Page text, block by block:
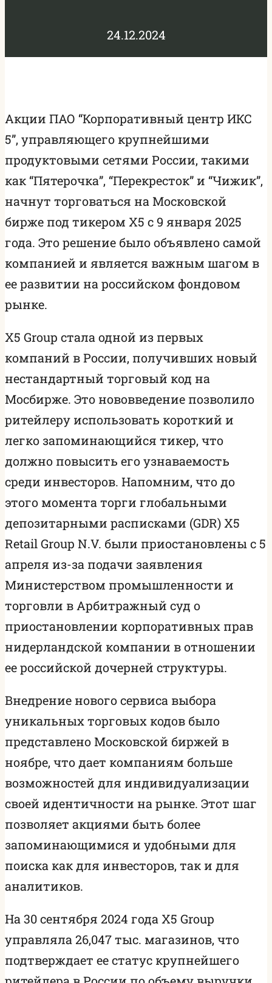
24.12.2024
Акции ПАО “Корпоративный центр ИКС
5”, управляющего крупнейшими
продуктовыми сетями России, такими
как “Пятерочка”, “Перекресток” и “Чижик”,
начнут торговаться на Московской
бирже под тикером X5 с 9 января 2025
года. Это решение было объявлено самой
компанией и является важным шагом в
ее развитии на российском фондовом
рынке.
X5 Group стала одной из первых
компаний в России, получивших новый
нестандартный торговый код на
Мосбирже. Это нововведение позволило
ритейлеру использовать короткий и
легко запоминающийся тикер, что
должно повысить его узнаваемость
среди инвесторов. Напомним, что до
этого момента торги глобальными
депозитарными расписками (GDR) X5
Retail Group N.V. были приостановлены с 5
апреля из-за подачи заявления
Министерством промышленности и
торговли в Арбитражный суд о
приостановлении корпоративных прав
нидерландской компании в отношении
ее российской дочерней структуры.
Внедрение нового сервиса выбора
уникальных торговых кодов было
представлено Московской биржей в
ноябре, что дает компаниям больше
возможностей для индивидуализации
своей идентичности на рынке. Этот шаг
позволяет акциями быть более
запоминающимися и удобными для
поиска как для инвесторов, так и для
аналитиков.
На 30 сентября 2024 года X5 Group
управляла 26,047 тыс. магазинов, что
подтверждает ее статус крупнейшего